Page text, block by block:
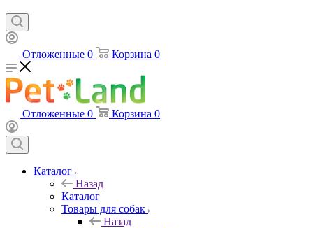
Отложенные 0 Корзина 0
Отложенные 0 Корзина 0
Каталог
Назад
Каталог
Товары для собак
Назад